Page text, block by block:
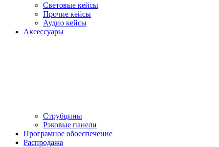
Световые кейсы
Прочие кейсы
Аудио кейсы
Аксессуары
Струбцины
Рэковые панели
Програмное обоеспечение
Распродажа